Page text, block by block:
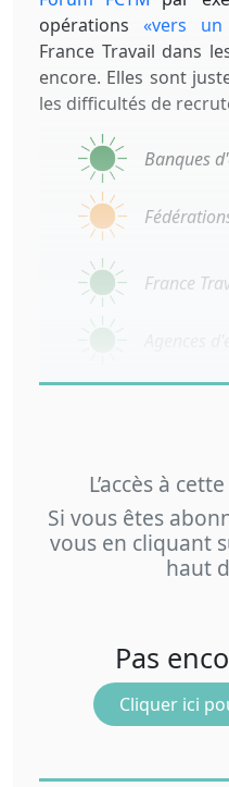
opérations «vers
France Travail dans
encore. Elles sont
les difficultés de
Banques
France
L’accès à
Si vous êtes
vous en cliquant
haut
Pas
Cliquer ici